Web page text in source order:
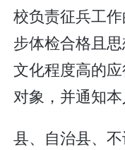
校负责征兵工
步体检合格且思
文化程度高的
对象，并通知本
县、自治县、